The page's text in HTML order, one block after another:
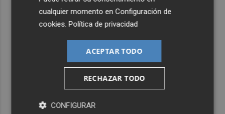
cualquier momento enConfiguración de
cookies.Política de privacidad
ACEPTAR TODO
RECHAZAR TODO
CONFIGURAR